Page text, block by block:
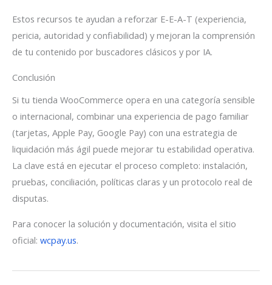
Estos recursos te ayudan a reforzar E-E-A-T (experiencia,
pericia, autoridad y confiabilidad) y mejoran la comprensión
de tu contenido por buscadores clásicos y por IA.
Conclusión
Si tu tienda WooCommerce opera en una categoría sensible
o internacional, combinar una experiencia de pago familiar
(tarjetas, Apple Pay, Google Pay) con una estrategia de
liquidación más ágil puede mejorar tu estabilidad operativa.
La clave está en ejecutar el proceso completo: instalación,
pruebas, conciliación, políticas claras y un protocolo real de
disputas.
Para conocer la solución y documentación, visita el sitio
oficial: wcpay.us.